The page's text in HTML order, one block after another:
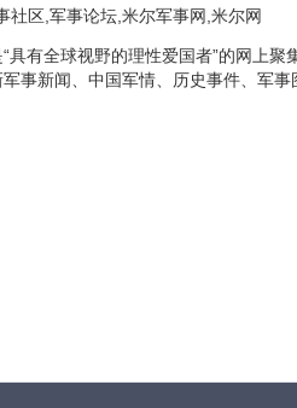
社区,军事论坛,米尔军事网,米尔网
有全球视野的理性爱国者”的网上聚
事新闻、中国军情、历史事件、军